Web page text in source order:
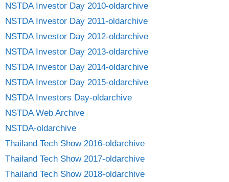
NSTDA Investor Day 2010-oldarchive
NSTDA Investor Day 2011-oldarchive
NSTDA Investor Day 2012-oldarchive
NSTDA Investor Day 2013-oldarchive
NSTDA Investor Day 2014-oldarchive
NSTDA Investor Day 2015-oldarchive
NSTDA Investors Day-oldarchive
NSTDA Web Archive
NSTDA-oldarchive
Thailand Tech Show 2016-oldarchive
Thailand Tech Show 2017-oldarchive
Thailand Tech Show 2018-oldarchive